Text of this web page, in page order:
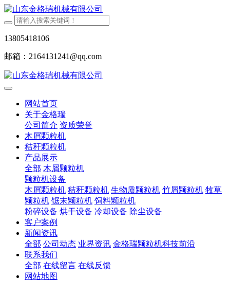
13805418106
邮箱：2164131241@qq.com
网站首页
关于金格瑞
公司简介 资质荣誉
木屑颗粒机
秸秆颗粒机
产品展示
全部 木屑颗粒机
颗粒机设备
木屑颗粒机 秸秆颗粒机 生物质颗粒机 竹屑颗粒机 牧草
颗粒机 锯末颗粒机 饲料颗粒机
粉碎设备 烘干设备 冷却设备 除尘设备
客户案例
新闻资讯
全部 公司动态 业界资讯 金格瑞颗粒机科技前沿
联系我们
全部 在线留言 在线反馈
网站地图